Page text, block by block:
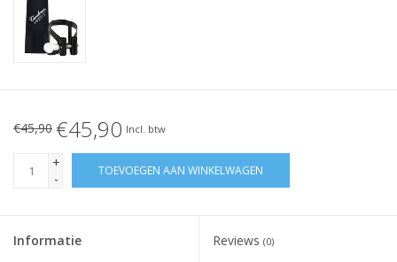
€45,90 €45,90 Incl. btw
+
-
TOEVOEGEN AAN WINKELWAGEN
Informatie Reviews (0)